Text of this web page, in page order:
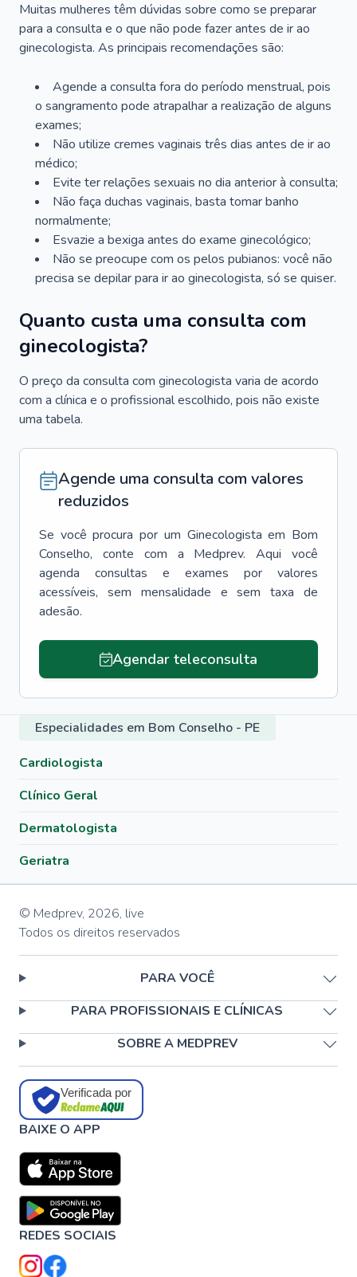
Muitas mulheres têm dúvidas sobre como se preparar
para a consulta e o que não pode fazer antes de ir ao
ginecologista. As principais recomendações são:
Agende a consulta fora do período menstrual, pois
o sangramento pode atrapalhar a realização de alguns
exames;
Não utilize cremes vaginais três dias antes de ir ao
médico;
Evite ter relações sexuais no dia anterior à consulta;
Não faça duchas vaginais, basta tomar banho
normalmente;
Esvazie a bexiga antes do exame ginecológico;
Não se preocupe com os pelos pubianos: você não
precisa se depilar para ir ao ginecologista, só se quiser.
Quanto custa uma consulta com
ginecologista?
O preço da consulta com ginecologista varia de acordo
com a clínica e o profissional escolhido, pois não existe
uma tabela.
Agende uma consulta com valores
reduzidos
Se você procura por um Ginecologista em Bom
Conselho, conte com a Medprev. Aqui você
agenda consultas e exames por valores
acessíveis, sem mensalidade e sem taxa de
adesão.
Agendar teleconsulta
Especialidades em Bom Conselho - PE
Cardiologista
Clínico Geral
Dermatologista
Geriatra
© Medprev, 2026, live
Todos os direitos reservados
PARA VOCÊ
PARA PROFISSIONAIS E CLÍNICAS
SOBRE A MEDPREV
Verificada por
BAIXE O APP
REDES SOCIAIS